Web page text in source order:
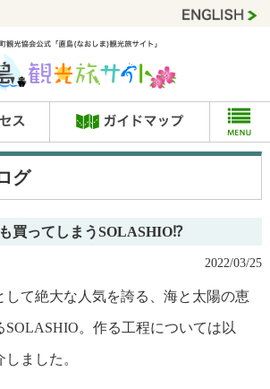
グ
買ってしまうSOLASHIO⁉
2022/03/25
て絶大な人気を誇る、海と太陽の恵
。 作る工程については以
ました。